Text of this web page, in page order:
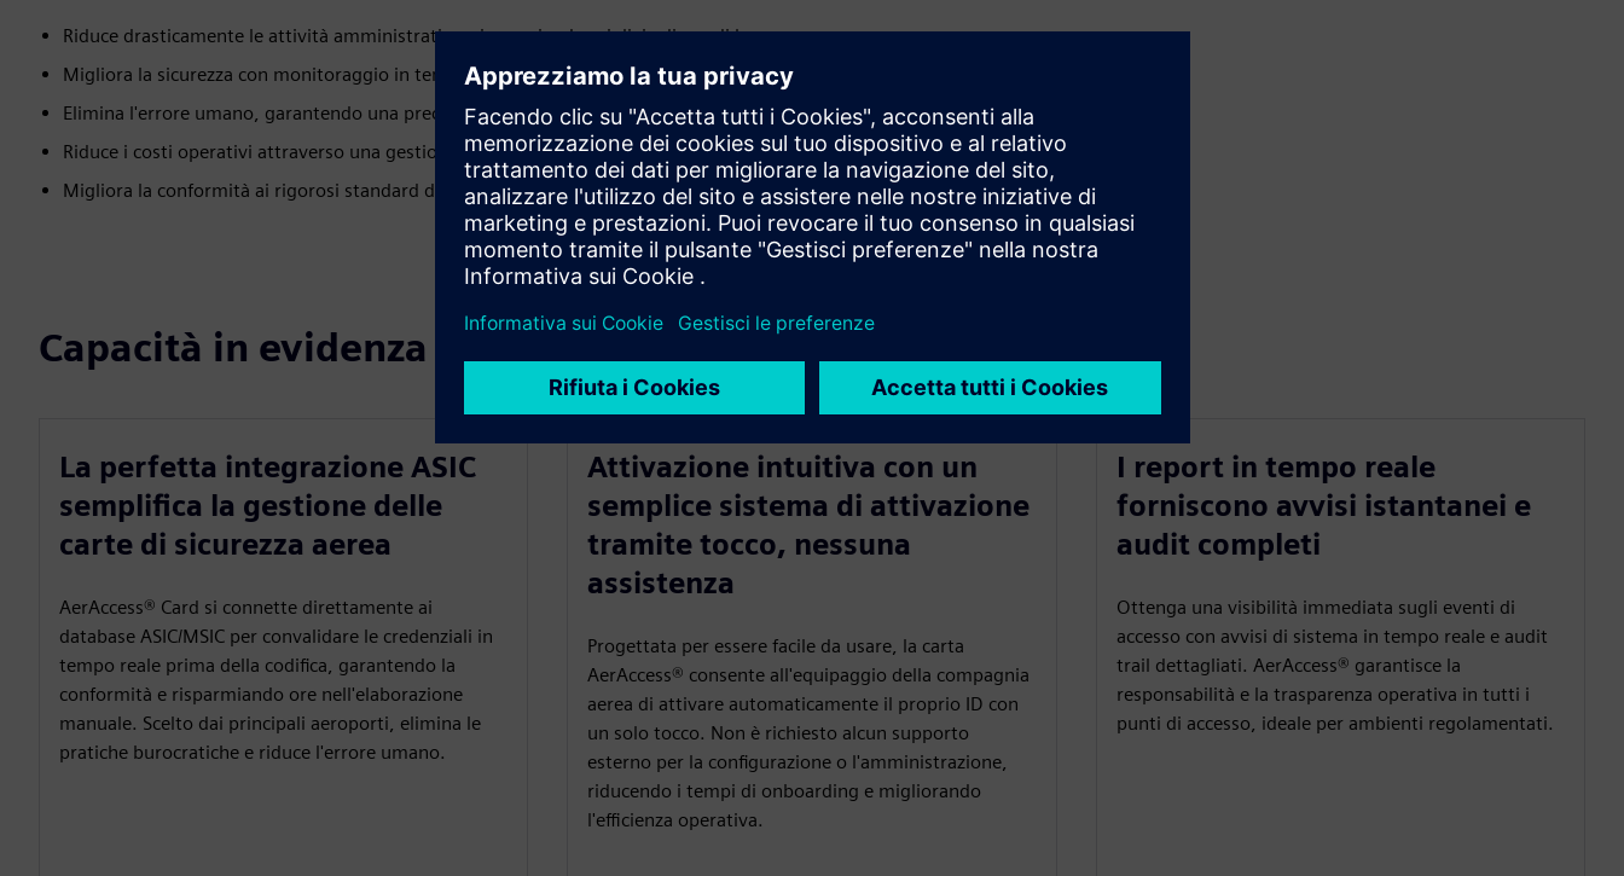
Riduce drasticamente le attività amministrative, risparmiando migliaia di ore di lavoro
Migliora la sicurezza con monitoraggio in tempo reale e crittografia avanzata
Elimina l'errore umano, garantendo una precisione operativa del 100%
Riduce i costi operativi attraverso una gestione efficiente degli accessi
Migliora la conformità ai rigorosi standard di sicurezza informatica
Capacità in evidenza
La perfetta integrazione ASIC
semplifica la gestione delle
carte di sicurezza aerea
AerAccess® Card si connette direttamente ai
database ASIC/MSIC per convalidare le credenziali in
tempo reale prima della codifica, garantendo la
conformità e risparmiando ore nell'elaborazione
manuale. Scelto dai principali aeroporti, elimina le
pratiche burocratiche e riduce l'errore umano.
Attivazione intuitiva con un
semplice sistema di attivazione
tramite tocco, nessuna
assistenza
Progettata per essere facile da usare, la carta
AerAccess® consente all'equipaggio della compagnia
aerea di attivare automaticamente il proprio ID con
un solo tocco. Non è richiesto alcun supporto
esterno per la configurazione o l'amministrazione,
riducendo i tempi di onboarding e migliorando
l'efficienza operativa.
I report in tempo reale
forniscono avvisi istantanei e
audit completi
Ottenga una visibilità immediata sugli eventi di
accesso con avvisi di sistema in tempo reale e audit
trail dettagliati. AerAccess® garantisce la
responsabilità e la trasparenza operativa in tutti i
punti di accesso, ideale per ambienti regolamentati.